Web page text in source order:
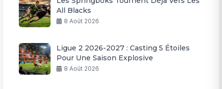
All Blacks
8 Août 2026
Ligue 2 2026-2027 : Casting 5 Étoiles
Pour Une Saison Explosive
8 Août 2026